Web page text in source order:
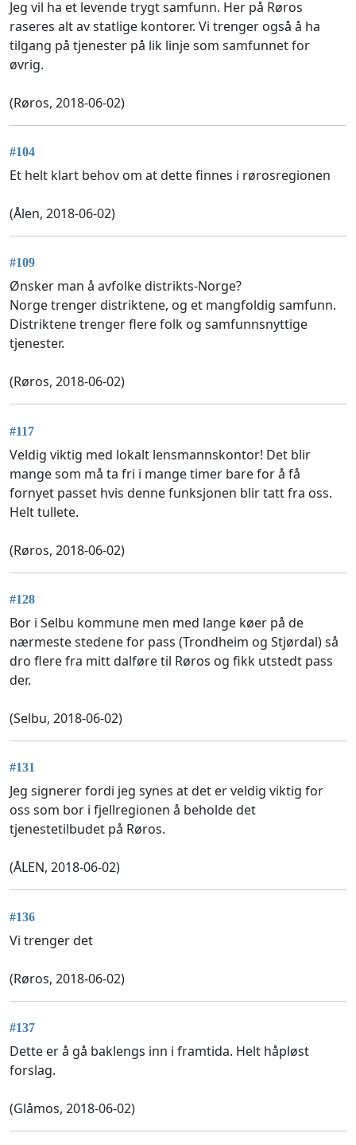
Jeg vil ha et levende trygt samfunn. Her på Røros
raseres alt av statlige kontorer. Vi trenger også å ha
tilgang på tjenester på lik linje som samfunnet for
øvrig.
(Røros, 2018-06-02)
#104
Et helt klart behov om at dette finnes i rørosregionen
(Ålen, 2018-06-02)
#109
Ønsker man å avfolke distrikts-Norge?
Norge trenger distriktene, og et mangfoldig samfunn.
Distriktene trenger flere folk og samfunnsnyttige
tjenester.
(Røros, 2018-06-02)
#117
Veldig viktig med lokalt lensmannskontor! Det blir
mange som må ta fri i mange timer bare for å få
fornyet passet hvis denne funksjonen blir tatt fra oss.
Helt tullete.
(Røros, 2018-06-02)
#128
Bor i Selbu kommune men med lange køer på de
nærmeste stedene for pass (Trondheim og Stjørdal) så
dro flere fra mitt dalføre til Røros og fikk utstedt pass
der.
(Selbu, 2018-06-02)
#131
Jeg signerer fordi jeg synes at det er veldig viktig for
oss som bor i fjellregionen å beholde det
tjenestetilbudet på Røros.
(ÅLEN, 2018-06-02)
#136
Vi trenger det
(Røros, 2018-06-02)
#137
Dette er å gå baklengs inn i framtida. Helt håpløst
forslag.
(Glåmos, 2018-06-02)